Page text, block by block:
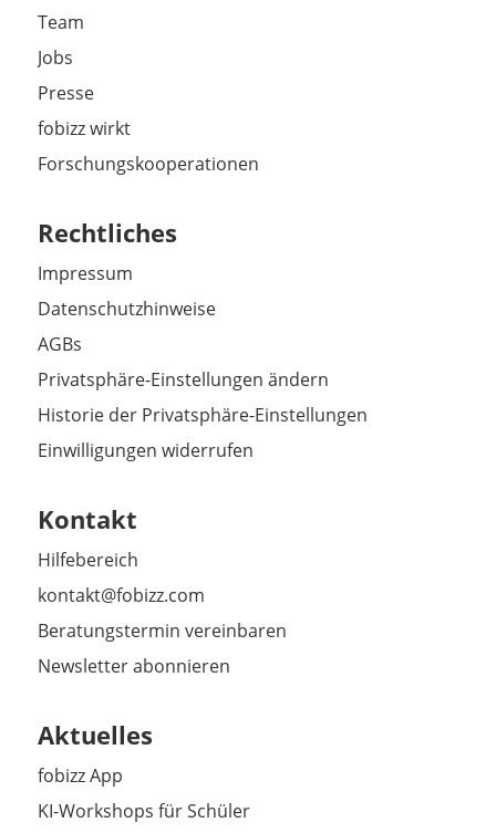
Team
Jobs
Presse
fobizz wirkt
Forschungskooperationen
Rechtliches
Impressum
Datenschutzhinweise
AGBs
Privatsphäre-Einstellungen ändern
Historie der Privatsphäre-Einstellungen
Einwilligungen widerrufen
Kontakt
Hilfebereich
kontakt@fobizz.com
Beratungstermin vereinbaren
Newsletter abonnieren
Aktuelles
fobizz App
KI-Workshops für Schüler